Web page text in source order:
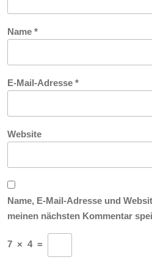
Name *
E-Mail-Adresse *
Website
Name, E-Mail-Adresse und
meinen nächsten Kommentar
7 × 4 =